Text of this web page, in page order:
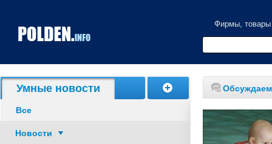
Фирмы, товары
Умные новости
Все
Новости
Обсуждаем